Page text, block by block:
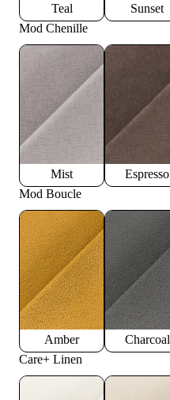
Teal Sunset
Mod Chenille
Mist Espresso
Mod Boucle
Amber Charcoal
Care+ Linen